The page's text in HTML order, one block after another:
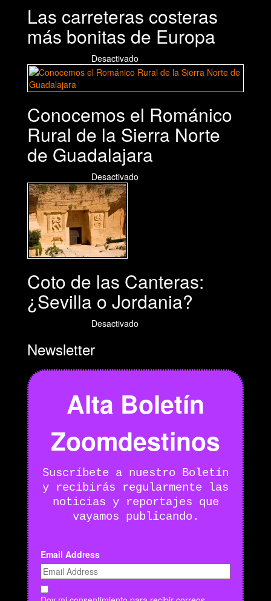
Las carreteras costeras
más bonitas de Europa
Desactivado
Conocemos el Románico
Rural de la Sierra Norte
de Guadalajara
Desactivado
Coto de las Canteras:
¿Sevilla o Jordania?
Desactivado
Newsletter
Alta Boletín
Zoomdestinos
Suscríbete a nuestro Boletín
y recibirás regularmente las
noticias y reportajes que
vayamos publicando.
Email Address